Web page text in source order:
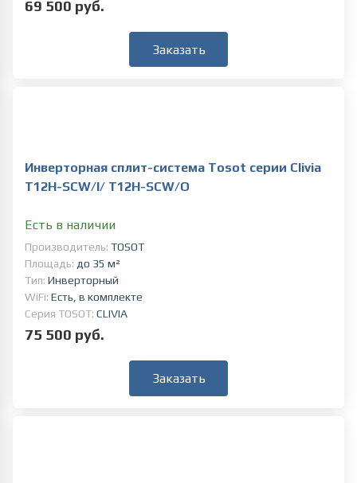
69 500 руб.
Заказать
Инверторная сплит-система Tosot серии Clivia
T12H-SCW/I/ T12H-SCW/O
Есть в наличии
Производитель: TOSOT
Площадь: до 35 м²
Тип: Инверторный
WiFi: Есть, в комплекте
Серия TOSOT: CLIVIA
75 500 руб.
Заказать